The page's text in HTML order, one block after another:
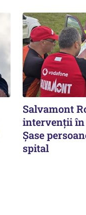
Salvamont
intervenții în
Șase
spital